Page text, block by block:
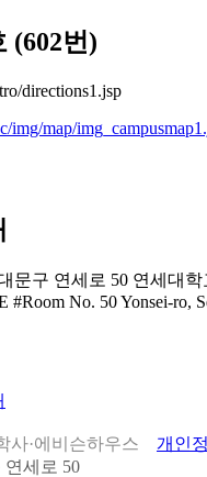
(602번)
directions1.jsp
img/map/
문구 연세로 50 연세대
No. 50 Yonsei-ro,
사·에비슨하우스
개인
연세로 50